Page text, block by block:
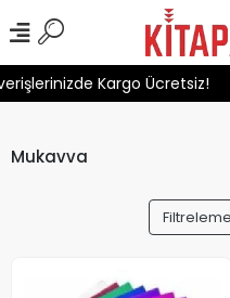
Kargo Ücretsiz!
Mukavva
Filtreleme